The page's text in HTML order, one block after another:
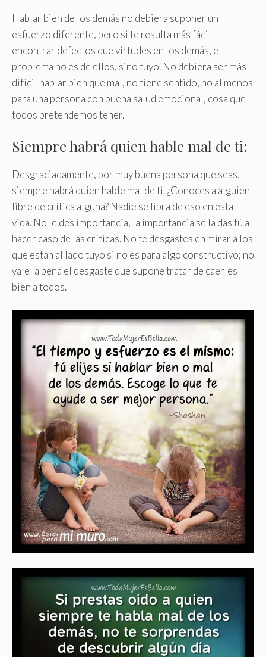
Hablar bien de los demás no debiera suponer un
esfuerzo diferente, pero si te resulta más fácil
encontrar defectos que virtudes en los demás, el
problema no es de ellos, sino tuyo. No debiera ser más
difícil hablar bien que mal, no tiene sentido, no al menos
para una persona con buena salud emocional, cosa que
todos pretendemos tener.
Siempre habrá quien hable mal de ti:
Desgraciadamente, por muy buena persona que seas,
siempre habrá quien hable mal de ti. ¿Conoces a alguien
libre de crítica alguna? Nadie se libra de eso en esta
vida. No le des importancia, la importancia se la das tú al
hacer caso de las críticas. No te desgastes en mirar a los
que están al lado tuyo si no es para algo constructivo; no
vale la pena el desgaste que supone tratar de caerles
bien a todos.